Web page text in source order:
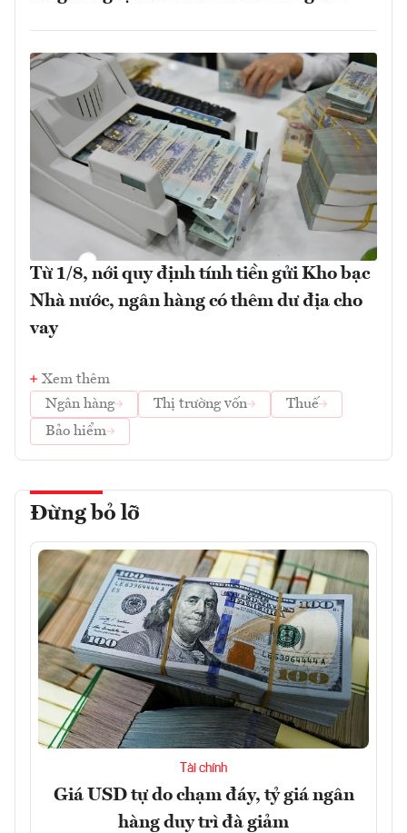
Từ 1/8, nới quy định tính tiền gửi Kho bạc
Nhà nước, ngân hàng có thêm dư địa cho
vay
Xem thêm
Ngân hàng
Thị trường vốn
Thuế
Bảo hiểm
Đừng bỏ lỡ
Tài chính
Giá USD tự do chạm đáy, tỷ giá ngân
hàng duy trì đà giảm